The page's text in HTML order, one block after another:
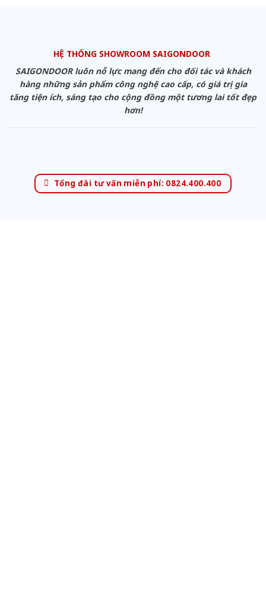
HỆ THỐNG SHOWROOM SAIGONDOOR
SAIGONDOOR luôn nỗ lực mang đến cho đối tác và khách
hàng những sản phẩm công nghệ cao cấp, có giá trị gia
tăng tiện ích, sáng tạo cho cộng đồng một tương lai tốt đẹp
hơn!
Tổng đài tư vấn miễn phí: 0824.400.400